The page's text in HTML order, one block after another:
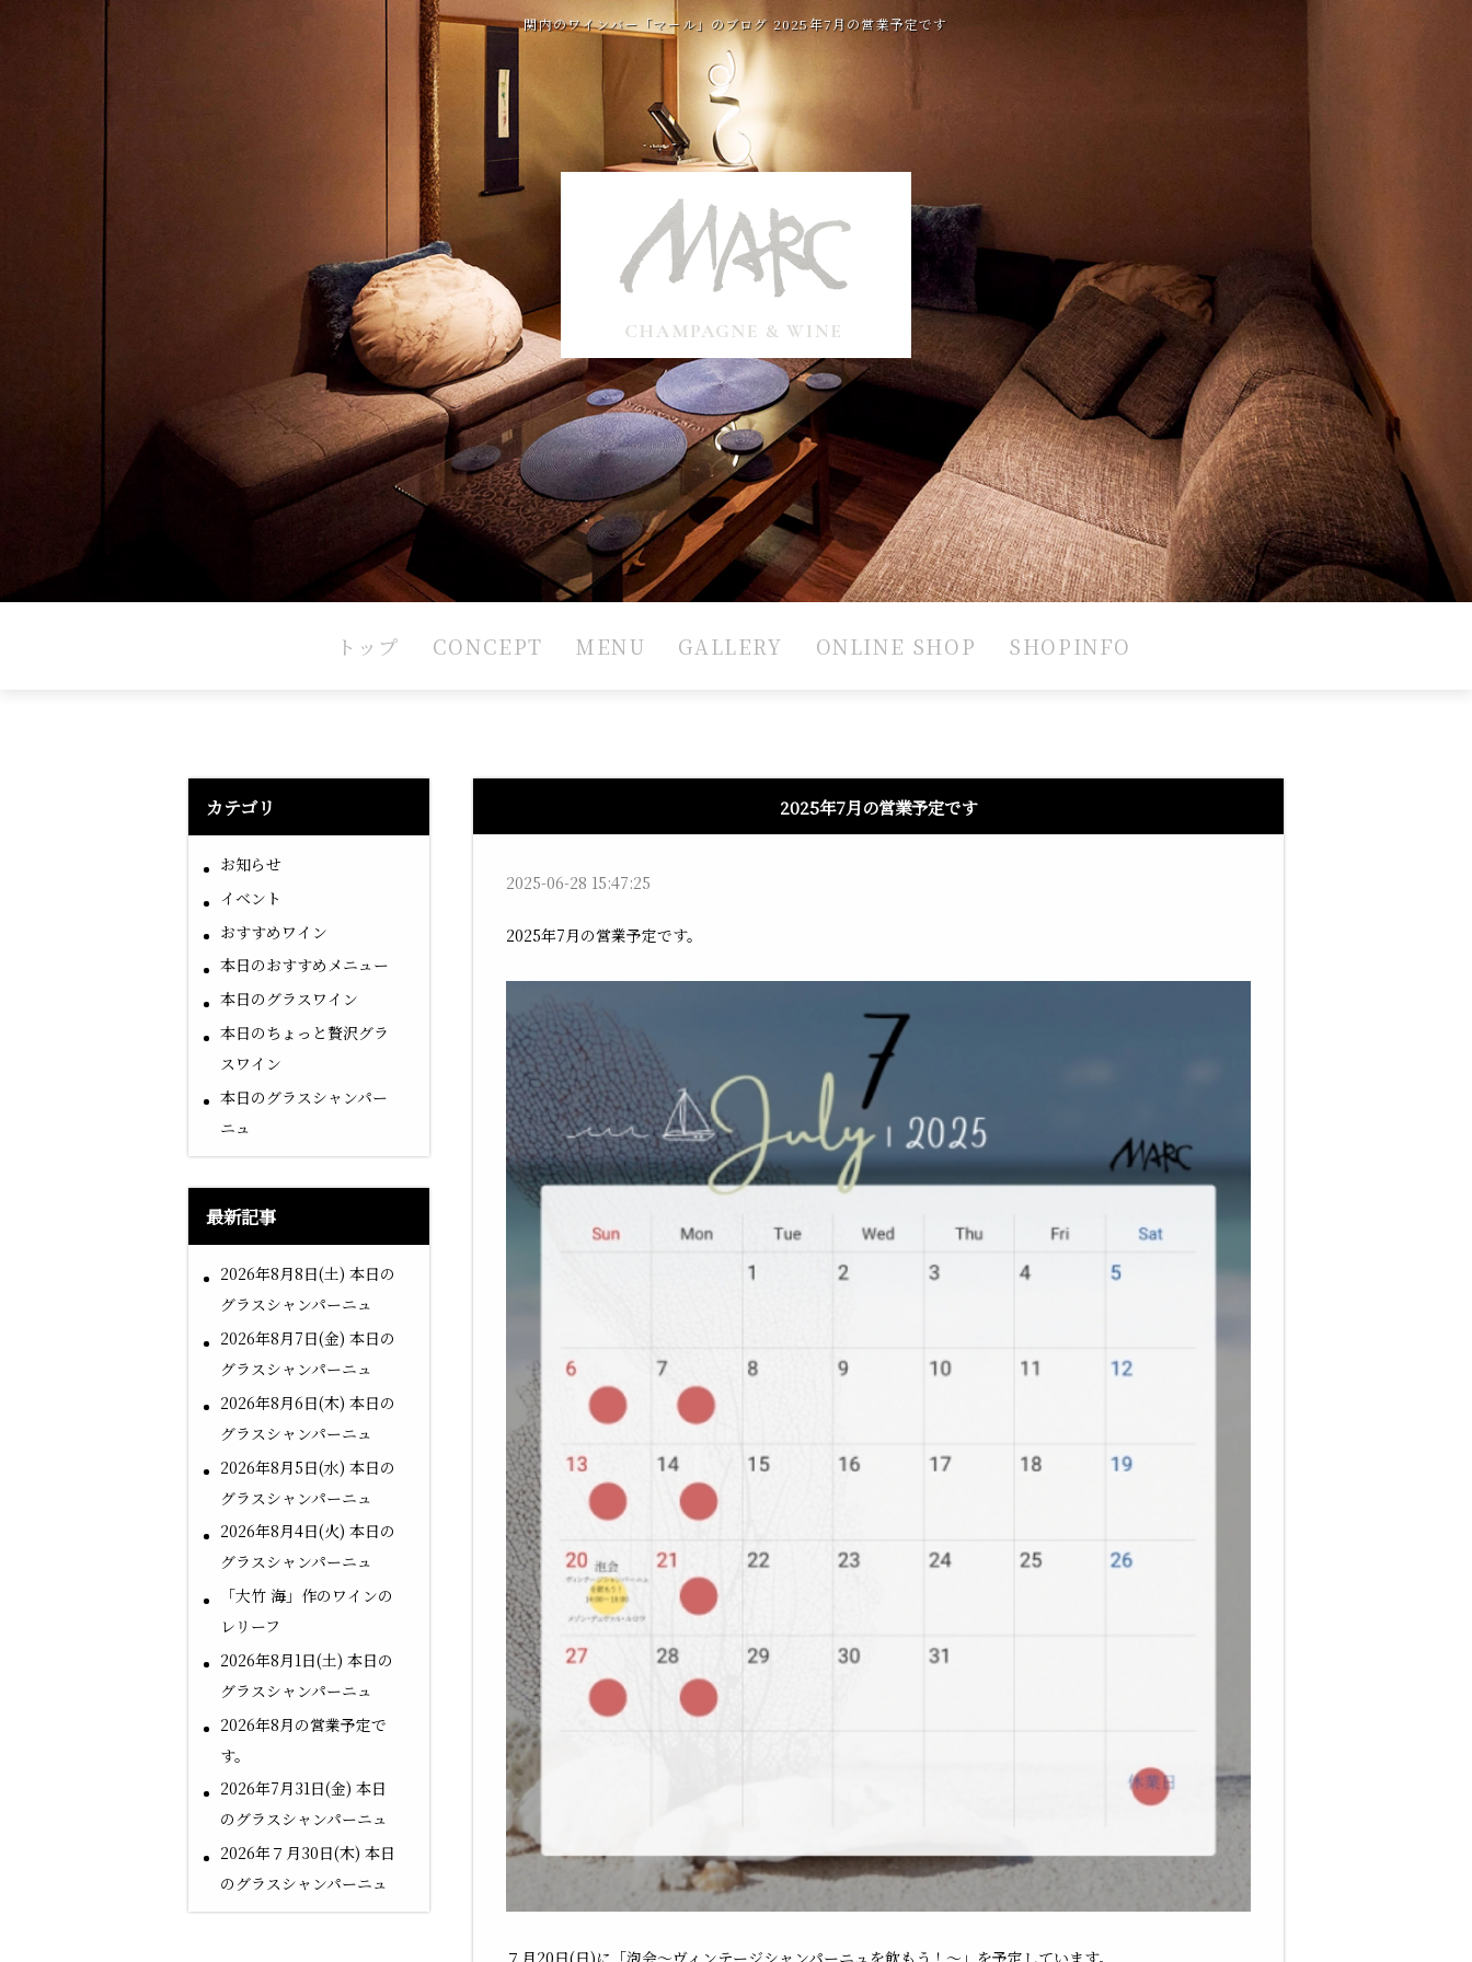
関内のワインバー「マール」のブログ 2025年7月の営業予定です
トップ CONCEPT MENU GALLERY ONLINE SHOP SHOPINFO
カテゴリ
お知らせ
イベント
おすすめワイン
本日のおすすめメニュー
本日のグラスワイン
本日のちょっと贅沢グラ
スワイン
本日のグラスシャンパー
ニュ
最新記事
2026年8月8日(土) 本日の
グラスシャンパーニュ
2026年8月7日(金) 本日の
グラスシャンパーニュ
2026年8月6日(木) 本日の
グラスシャンパーニュ
2026年8月5日(水) 本日の
グラスシャンパーニュ
2026年8月4日(火) 本日の
グラスシャンパーニュ
「大竹 海」作のワインの
レリーフ
2026年8月1日(土) 本日の
グラスシャンパーニュ
2026年8月の営業予定で
す。
2026年7月31日(金) 本日
のグラスシャンパーニュ
2026年７月30日(木) 本日
のグラスシャンパーニュ
2025年7月の営業予定です
2025-06-28 15:47:25
2025年7月の営業予定です。